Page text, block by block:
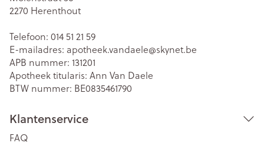
2270 Herenthout
Telefoon: 014 51 21 59
E-mailadres: apotheek.vandaele@skynet.be
APB nummer: 131201
Apotheek titularis: Ann Van Daele
BTW nummer: BE0835461790
Klantenservice
FAQ